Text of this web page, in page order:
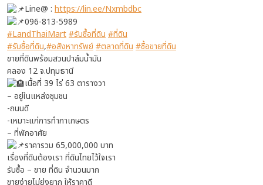
Line@ : https://lin.ee/Nxmbdbc
096-813-5989
#LandThaiMart#รับซื้อที่ดิน #ที่ดิน
#รับซื้อที่ดิน,#อสังหาทรัพย์#ตลาดที่ดิน #ซื้อขายที่ดิน
ขายที่ดินพร้อมสวนปาล์มน้ำมัน
คลอง 12 จ.ปทุมธานี
เนื้อที่ 39 ไร่ 63 ตารางวา
– อยู่ในแหล่งชุมชน
-ถนนดี
-เหมาะแก่การทำกาเกษตร
– ที่พักอาศัย
ราคารวม 65,000,000 บาท
เรื่องที่ดินต้องเรา ที่ดินไทยไว้ใจเรา
รับซื้อ – ขาย ที่ดิน จำนวนมาก